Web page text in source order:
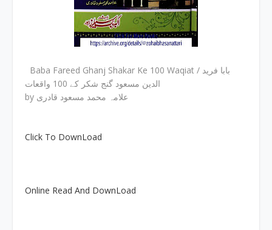
Baba Fareed Ghanj Shakar Ke 100 Waqiat / بابا فرید
الدین مسعود گنج شکر کے 100 واقعات
by علامہ محمد مسعود قادری
Click To DownLoad
Online Read And DownLoad